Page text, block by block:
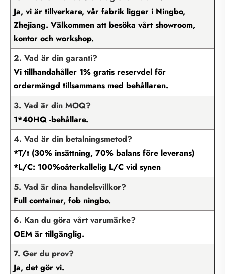
Ja, vi är tillverkare, vår fabrik ligger i Ningbo,
Zhejiang. Välkommen att besöka vårt showroom,
kontor och workshop.
2. Vad är din garanti?
Vi tillhandahåller 1% gratis reservdel för
ordermängd tillsammans med behållaren.
3. Vad är din MOQ?
1*40HQ -behållare.
4. Vad är din betalningsmetod?
*T/t (30% insättning, 70% balans före leverans)
*L/C: 100%oåterkallelig L/C vid synen
5. Vad är dina handelsvillkor?
Full container, fob ningbo.
6. Kan du göra vårt varumärke?
OEM är tillgänglig.
7. Ger du prov?
Ja, det gör vi.